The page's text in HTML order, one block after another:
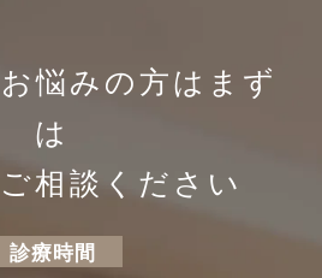
悩みの方は まず
は
相談ください
診療時間